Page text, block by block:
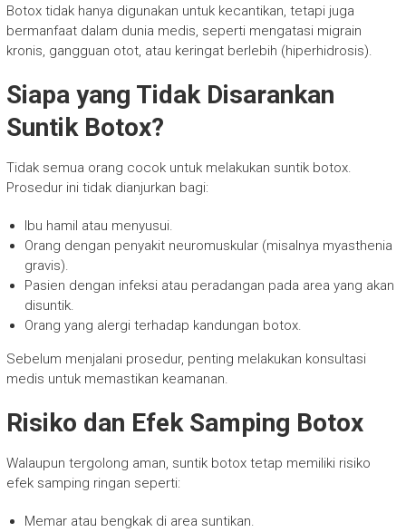
Botox tidak hanya digunakan untuk kecantikan, tetapi juga
bermanfaat dalam dunia medis, seperti mengatasi migrain
kronis, gangguan otot, atau keringat berlebih (hiperhidrosis).
Siapa yang Tidak Disarankan
Suntik Botox?
Tidak semua orang cocok untuk melakukan suntik botox.
Prosedur ini tidak dianjurkan bagi:
Ibu hamil atau menyusui.
Orang dengan penyakit neuromuskular (misalnya myasthenia
gravis).
Pasien dengan infeksi atau peradangan pada area yang akan
disuntik.
Orang yang alergi terhadap kandungan botox.
Sebelum menjalani prosedur, penting melakukan konsultasi
medis untuk memastikan keamanan.
Risiko dan Efek Samping Botox
Walaupun tergolong aman, suntik botox tetap memiliki risiko
efek samping ringan seperti:
Memar atau bengkak di area suntikan.